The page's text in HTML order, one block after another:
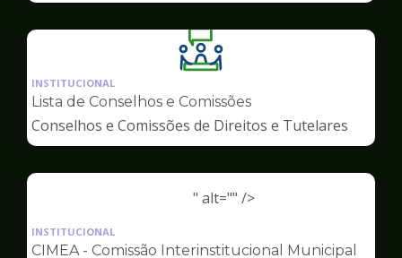
Ilustração
da
pagina
de
Conselhos
INSTITUCIONAL
Lista de Conselhos e Comissões
Conselhos e Comissões de Direitos e Tutelares
" alt="" />
Ilustração
pagina
INSTITUCIONAL
CIMEA - Comissão Interinstitucional Municipal